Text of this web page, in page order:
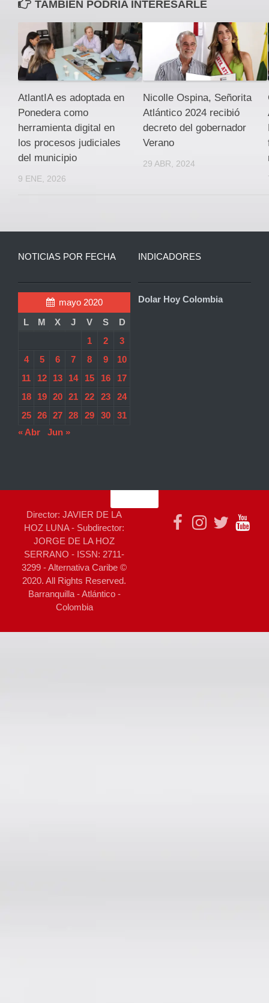
TAMBIEN PODRÍA INTERESARLE
AtlantIA es adoptada en
Ponedera como
herramienta digital en
los procesos judiciales
del municipio
9 ENE, 2026
Nicolle Ospina, Señorita
Atlántico 2024 recibió
decreto del gobernador
Verano
29 ABR, 2024
NOTICIAS POR FECHA
mayo 2020
L
M X J V S
D
1
2
3
4
5 6 7 8 9
10
11
12 13 14 15 16
17
18
19 20 21 22 23
24
25
26 27 28 29 30
31
« Abr
Jun »
INDICADORES
Dolar Hoy Colombia
Director: JAVIER DE LA
HOZ LUNA - Subdirector:
JORGE DE LA HOZ
SERRANO - ISSN: 2711-
3299 - Alternativa Caribe ©
2020. All Rights Reserved.
Barranquilla - Atlántico -
Colombia